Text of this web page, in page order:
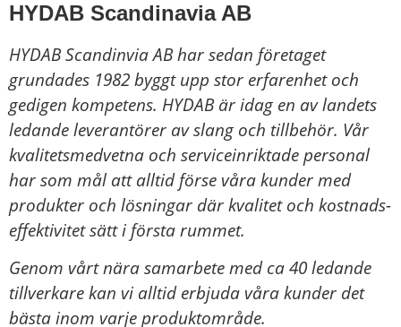
HYDAB Scandinavia AB
HYDAB Scandinvia AB har sedan företaget
grundades 1982 byggt upp stor erfarenhet och
gedigen kompetens. HYDAB är idag en av landets
ledande leverantörer av slang och tillbehör. Vår
kvalitetsmedvetna och serviceinriktade personal
har som mål att alltid förse våra kunder med
produkter och lösningar där kvalitet och kostnads-
effektivitet sätt i första rummet.
Genom vårt nära samarbete med ca 40 ledande
tillverkare kan vi alltid erbjuda våra kunder det
bästa inom varje produktområde.